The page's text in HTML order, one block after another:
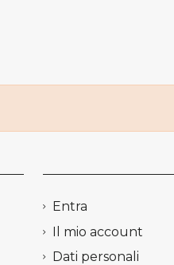
Entra
Il mio account
Dati personali